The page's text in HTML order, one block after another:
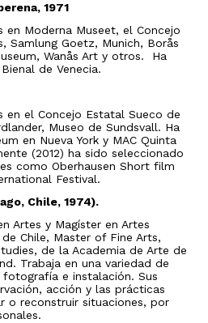
1971
en Moderna Museet, el Concejo
Samlung Goetz, Munich, Borås
Wanås Art y otros. Ha
de Venecia.
en el Concejo Estatal Sueco de
Museo de Sundsvall. Ha
en Nueva York y MAC Quinta
(2012) ha sido seleccionado
como Oberhausen Short film
Festival.
Chile, 1974).
Artes y Magíster en Artes
Chile, Master of Fine Arts,
de la Academia de Arte de
Trabaja en una variedad de
e instalación. Sus
acción y las prácticas
o reconstruir situaciones, por